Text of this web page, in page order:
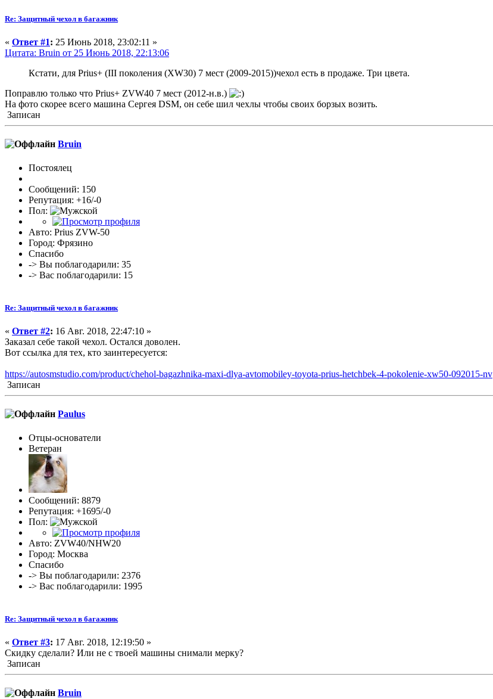
Re: Защитный чехол в багажник
« Ответ #1: 25 Июнь 2018, 23:02:11 »
Цитата: Bruin от 25 Июнь 2018, 22:13:06
Кстати, для Prius+ (III поколения (XW30) 7 мест (2009-2015))чехол есть в продаже. Три цвета.
Поправлю только что Prius+ ZVW40 7 мест (2012-н.в.)
На фото скорее всего машина Сергея DSM, он себе шил чехлы чтобы своих борзых возить.
Записан
Bruin
Постоялец
Сообщений: 150
Репутация: +16/-0
Пол:
Авто: Prius ZVW-50
Город: Фрязино
Спасибо
-> Вы поблагодарили: 35
-> Вас поблагодарили: 15
Re: Защитный чехол в багажник
« Ответ #2: 16 Авг. 2018, 22:47:10 »
Заказал себе такой чехол. Остался доволен.
Вот ссылка для тех, кто заинтересуется:
https://autosmstudio.com/product/chehol-bagazhnika-maxi-dlya-avtomobiley-toyota-prius-hetchbek-4-pokolenie-xw50-092015-nv
Записан
Paulus
Отцы-основатели
Ветеран
Сообщений: 8879
Репутация: +1695/-0
Пол:
Авто: ZVW40/NHW20
Город: Москва
Спасибо
-> Вы поблагодарили: 2376
-> Вас поблагодарили: 1995
Re: Защитный чехол в багажник
« Ответ #3: 17 Авг. 2018, 12:19:50 »
Скидку сделали? Или не с твоей машины снимали мерку?
Записан
Bruin